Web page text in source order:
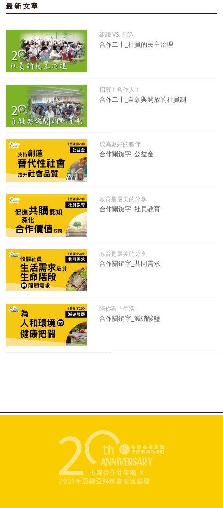
最新文章
組織 VS. 創造
合作二十_社員的民主治理
招募！合作人！
合作二十_自願與開放的社員制
成為更好的夥伴
合作關鍵字_公益金
教育是最美的分享
合作關鍵字_社員教育
教育是最美的分享
合作關鍵字_共同需求
陪你看「生活」
合作關鍵字_減硝酸鹽